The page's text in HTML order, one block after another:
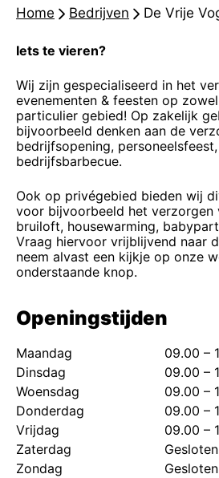
Home - Bedrijven - De Vrije
Iets te vieren?
Wij zijn gespecialiseerd in het
evenementen & feesten op
particulier gebied! Op zakelijk
bijvoorbeeld denken aan de
bedrijfsopening,
bedrijfsbarbecue.
Ook op privégebied bieden wij
voor bijvoorbeeld het verzorgen
bruiloft, housewarming,
Vraag hiervoor vrijblijvend naar
neem alvast een kijkje op onze
onderstaande knop.
Openingstijden
Maandag
09.00 –
Dinsdag
09.00 –
Woensdag
09.00 –
Donderdag
09.00 –
Vrijdag
09.00 –
Zaterdag
Gesloten
Zondag
Gesloten